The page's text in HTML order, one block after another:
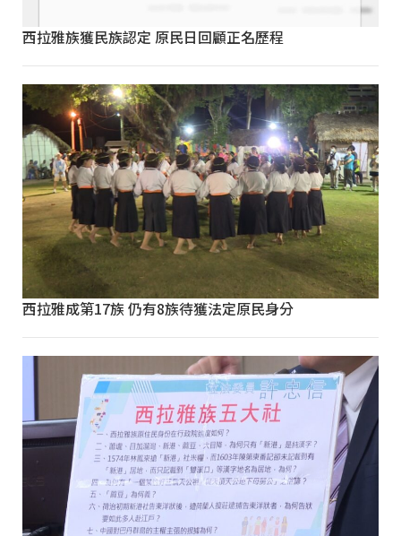
西拉雅族獲民族認定 原民日回顧正名歷程
西拉雅成第17族 仍有8族待獲法定原民身分